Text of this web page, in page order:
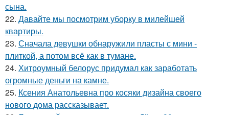
сына.
22. Давайте мы посмотрим уборку в милейшей
квартиры.
23. Сначала девушки обнаружили пласты с мини -
плиткой, а потом всё как в тумане.
24. Хитроумный белорус придумал как заработать
огромные деньги на камне.
25. Ксения Анатольевна про косяки дизайна своего
нового дома рассказывает.